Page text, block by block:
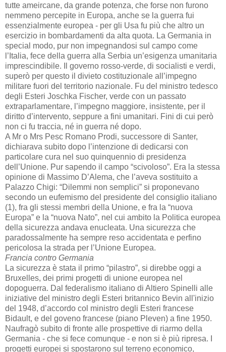
tutte ameircane, da grande potenza, che forse non furono
nemmeno percepite in Europa, anche se la guerra fui
essenzialmente europea - per gli Usa fu più che altro un
esercizio in bombardamenti da alta quota. La Germania in
special modo, pur non impegnandosi sul campo come
l’Italia, fece della guerra alla Serbia un’esigenza umanitaria
imprescindibile. Il governo rosso-verde, di socialisti e verdi,
superò per questo il divieto costituzionale all’impegno
militare fuori del territorio nazionale. Fu del ministro tedesco
degli Esteri Joschka Fischer, verde con un passato
extraparlamentare, l’impegno maggiore, insistente, per il
diritto d’intervento, seppure a fini umanitari. Fini di cui però
non ci fu traccia, né in guerra né dopo.
A Mr o Mrs Pesc Romano Prodi, successore di Santer,
dichiarava subito dopo l’intenzione di dedicarsi con
particolare cura nel suo quinquennio di presidenza
dell’Unione. Pur sapendo il campo “scivoloso”. Era la stessa
opinione di Massimo D’Alema, che l’aveva sostituito a
Palazzo Chigi: “Dilemmi non semplici” si proponevano
secondo un eufemismo del presidente del consiglio italiano
(1), fra gli stessi membri della Unione, e fra la “nuova
Europa” e la “nuova Nato”, nel cui ambito la Politica europea
della sicurezza andava enucleata. Una sicurezza che
paradossalmente ha sempre reso accidentata e perfino
pericolosa la strada per l’Unione Europea.
Francia contro Germania
La sicurezza è stata il primo “pilastro”, si direbbe oggi a
Bruxelles, dei primi progetti di unione europea nel
dopoguerra. Dal federalismo italiano di Altiero Spinelli alle
iniziative del ministro degli Esteri britannico Bevin all'inizio
del 1948, d’accordo col ministro degli Esteri francese
Bidault, e del goveno francese (piano Pleven) a fine 1950.
Naufragò subito di fronte alle prospettive di riarmo della
Germania - che si fece comunque - e non si è più ripresa. I
progetti europei si spostarono sul terreno economico,